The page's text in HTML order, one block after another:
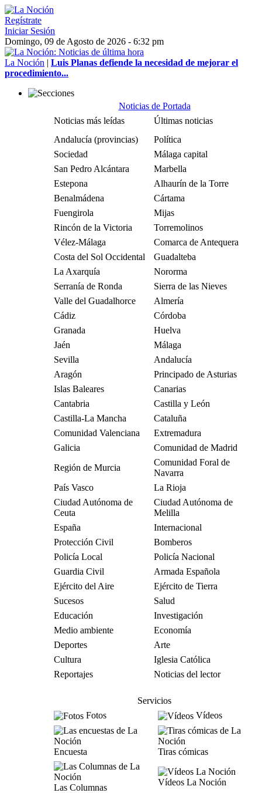
Regístrate
Iniciar Sesión
Domingo, 09 de Agosto de 2026 - 6:32 pm
La Noción | Luis Planas defiende la necesidad de mejorar el
procedimiento...
Noticias de Portada
Noticias más leídas
Últimas noticias
Andalucía (provincias)
Política
Sociedad
Málaga capital
San Pedro Alcántara
Marbella
Estepona
Alhaurín de la Torre
Benalmádena
Cártama
Fuengirola
Mijas
Rincón de la Victoria
Torremolinos
Vélez-Málaga
Comarca de Antequera
Costa del Sol Occidental
Guadalteba
La Axarquía
Nororma
Serranía de Ronda
Sierra de las Nieves
Valle del Guadalhorce
Almería
Cádiz
Córdoba
Granada
Huelva
Jaén
Málaga
Sevilla
Andalucía
Aragón
Principado de Asturias
Islas Baleares
Canarias
Cantabria
Castilla y León
Castilla-La Mancha
Cataluña
Comunidad Valenciana
Extremadura
Galicia
Comunidad de Madrid
Región de Murcia
Comunidad Foral de
Navarra
País Vasco
La Rioja
Ciudad Autónoma de
Ceuta
Ciudad Autónoma de
Melilla
España
Internacional
Protección Civil
Bomberos
Policía Local
Policía Nacional
Guardia Civil
Armada Española
Ejército del Aire
Ejército de Tierra
Sucesos
Salud
Educación
Investigación
Medio ambiente
Economía
Deportes
Arte
Cultura
Iglesia Católica
Reportajes
Noticias del lector
Servicios
Fotos
Vídeos
Encuesta Tiras cómicas
Las Columnas
Vídeos La Noción